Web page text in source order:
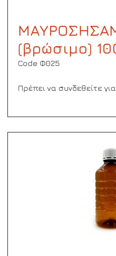
(βρώσιμο)
Code Φ025
Πρέπει να συνδεθείτε